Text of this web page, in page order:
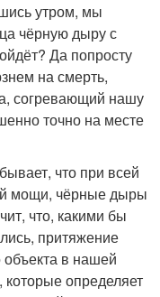
утром, мы
чёрную дыру с
Да попросту
на смерть,
согревающий нашу
точно на месте
что при всей
мощи, чёрные дыры
что, какими бы
притяжение
объекта в нашей
определяет